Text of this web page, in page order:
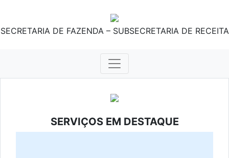
SECRETARIA DE FAZENDA – SUBSECRETARIA DE RECEITA
SERVIÇOS EM DESTAQUE